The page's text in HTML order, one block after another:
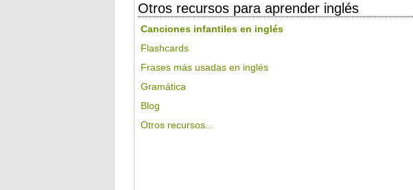
Otros recursos para aprender inglés
Canciones infantiles en inglés
Flashcards
Frases más usadas en inglés
Gramática
Blog
Otros recursos...